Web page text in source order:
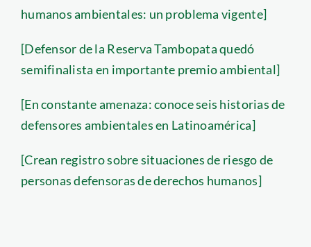
humanos ambientales: un problema vigente]
[Defensor de la Reserva Tambopata quedó
semifinalista en importante premio ambiental]
[En constante amenaza: conoce seis historias de
defensores ambientales en Latinoamérica]
[Crean registro sobre situaciones de riesgo de
personas defensoras de derechos humanos]